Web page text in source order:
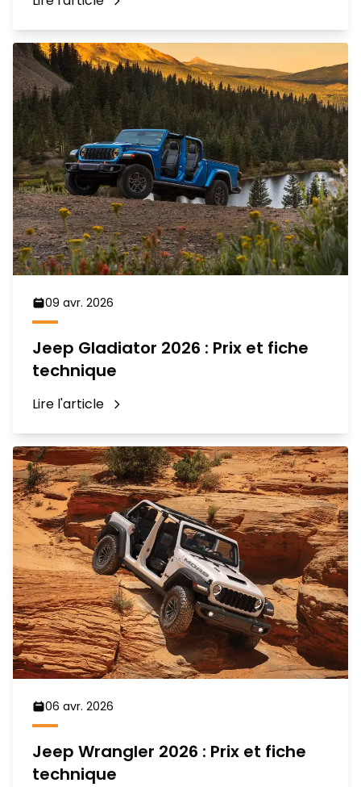
09 avr. 2026
Jeep Gladiator 2026 : Prix et fiche
technique
Lire l'article
06 avr. 2026
Jeep Wrangler 2026 : Prix et fiche
technique